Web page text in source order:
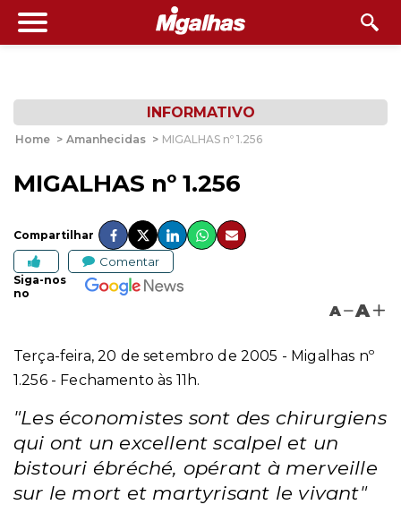
INFORMATIVO
Home > Amanhecidas > MIGALHAS nº 1.256
MIGALHAS nº 1.256
Compartilhar
Comentar
Siga-nos
no
A A
Terça-feira, 20 de setembro de 2005 - Migalhas nº
1.256 - Fechamento às 11h.
"Les économistes sont des chirurgiens
qui ont un excellent scalpel et un
bistouri ébréché, opérant à merveille
sur le mort et martyrisant le vivant"